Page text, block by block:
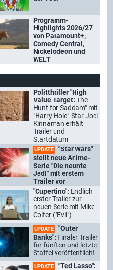
Programm-
Highlights 2026/27
von Paramount+,
Comedy Central,
Nickelodeon und
WELT
Politthriller "High
Value Target: The
Hunt for Saddam" mit
"Harry Hole"-Star Joel
Kinnaman erhält
Trailer und
Startdatum
UPDATE
"Star Wars"
stellt neue Anime-
Serie "Die neunte
Jedi" mit erstem
Trailer vor
"Cupertino": Endlich
erster Trailer zur
neuen Serie mit Mike
Colter ("Evil")
UPDATE
"Outer
Banks": Finaler Trailer
für fünften und letzte
Staffel veröffentlicht
UPDATE
"Ted Lasso":